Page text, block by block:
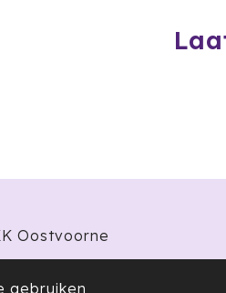
Oostvoorne
gebruiken